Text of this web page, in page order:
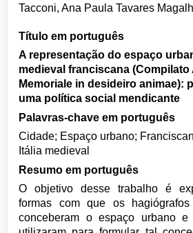
Tacconi, Ana Paula Tavares
Título em português
A representação do espaço
medieval franciscana
Memoriale in desideiro animae):
uma política social mendicante
Palavras-chave em português
Cidade; Espaço urbano;
Itália medieval
Resumo em português
O objetivo desse trabalho é
formas com que os
conceberam o espaço urbano e